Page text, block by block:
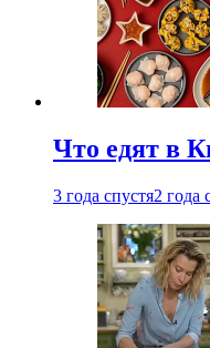
Что едят в
3 года спустя2 года